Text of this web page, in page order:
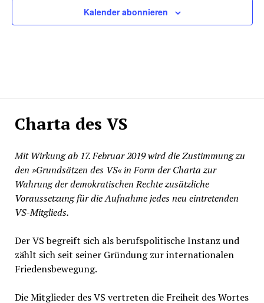
Charta des VS
Mit Wirkung ab 17. Februar 2019 wird die Zustimmung zu
den »Grundsätzen des VS« in Form der Charta zur
Wahrung der demokratischen Rechte zusätzliche
Voraussetzung für die Aufnahme jedes neu eintretenden
VS-Mitglieds.
Der VS begreift sich als berufspolitische Instanz und
zählt sich seit seiner Gründung zur internationalen
Friedensbewegung.
Die Mitglieder des VS vertreten die Freiheit des Wortes
Kalender abonnieren